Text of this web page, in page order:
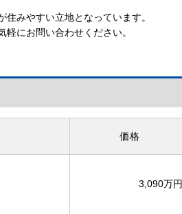
みやすい立地となっています。
にお問い合わせください。
価格
3,090万円